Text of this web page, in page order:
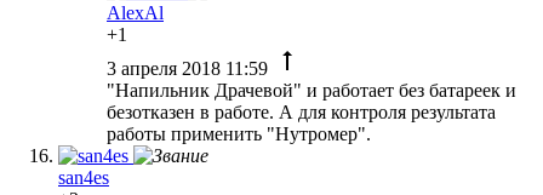
AlexAl
+1
3 апреля 2018 11:59
"Напильник Драчевой" и работает без батареек и
безотказен в работе. А для контроля результата
работы применить "Нутромер".
san4es